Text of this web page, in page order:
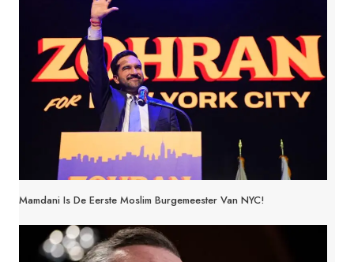
Mamdani Is De Eerste Moslim Burgemeester Van NYC!